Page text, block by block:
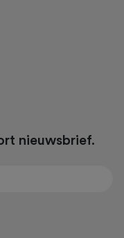
nieuwsbrief.